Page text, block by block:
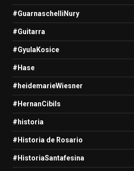
#GuarnaschelliNury
#Guitarra
#GyulaKosice
#Hase
#heidemarieWiesner
#HernanCibils
#historia
#Historia de Rosario
#HistoriaSantafesina